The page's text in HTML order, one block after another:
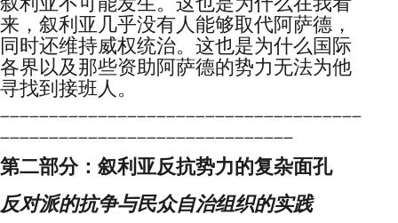
来，叙利亚几乎没有人能够取代阿萨德，
同时还维持威权统治。这也是为什么国际
各界以及那些资助阿萨德的势力无法为他
寻找到接班人。
_____________________________________
______________________________
第二部分：叙利亚反抗势力的复杂面孔
反对派的抗争与民众自治组织的实践